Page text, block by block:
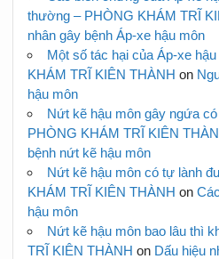
thường – PHÒNG KHÁM TRĨ
nhân gây bệnh Áp-xe hậu môn
Một số tác hại của Áp-xe
KHÁM TRĨ KIÊN THÀNH on
hậu môn
Nứt kẽ hậu môn gây ngứa
PHÒNG KHÁM TRĨ KIÊN
bệnh nứt kẽ hậu môn
Nứt kẽ hậu môn có tự lành
KHÁM TRĨ KIÊN THÀNH on
hậu môn
Nứt kẽ hậu môn bao lâu thì
TRĨ KIÊN THÀNH on Dấu hiệu